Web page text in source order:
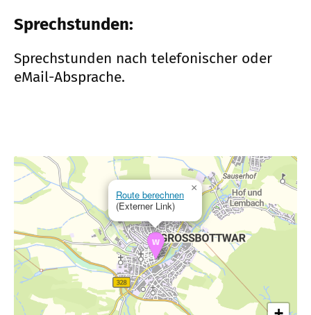
Sprechstunden:
Sprechstunden nach telefonischer oder
eMail-Absprache.
Route berechnen
(Externer Link)
×